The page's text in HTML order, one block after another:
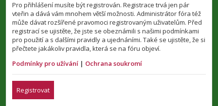
Pro přihlášení musíte být registrován. Registrace trvá jen pár
vteřin a dává vám mnohem větší možnosti. Administrátor fóra též
může dávat rozšířené pravomoci registrovaným uživatelům. Před
registrací se ujistěte, že jste se obeznámili s našimi podmínkami
pro použití a s dalšími pravidly a ujednáními. Také se ujistěte, že si
přečtete jakákoliv pravidla, která se na fóru objeví.
Podmínky pro užívání | Ochrana soukromí
Registrovat